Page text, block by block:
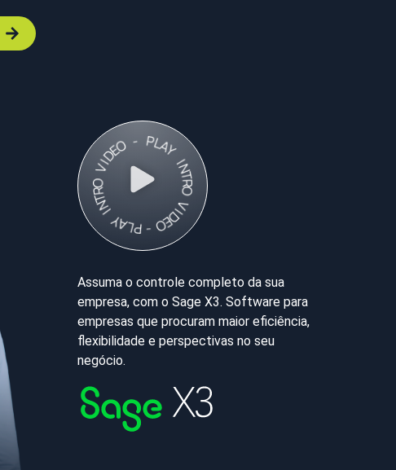
Assuma o controle completo da sua
empresa, com o Sage X3. Software para
empresas que procuram maior eficiência,
flexibilidade e perspectivas no seu
negócio.